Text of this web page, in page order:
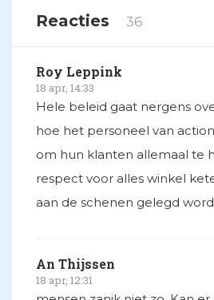
Reacties 36
Roy Leppink
18 apr, 14:33
Hele beleid gaat nergens
hoe het personeel van
om hun klanten allemaal te
respect voor alles winkel
aan de schenen gelegd word
An Thijssen
18 apr, 12:31